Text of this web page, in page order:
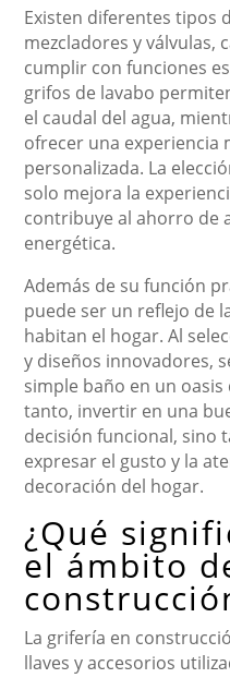
Existen diferentes tipos
mezcladores y válvulas,
cumplir con funciones
grifos de lavabo
el caudal del agua,
ofrecer una experiencia
personalizada. La
solo mejora la
contribuye al ahorro de
energética.
Además de su función
puede ser un reflejo de
habitan el hogar. Al
y diseños innovadores,
simple baño en un
tanto, invertir en una
decisión funcional, sino
expresar el gusto y la
decoración del hogar.
¿Qué
el ámbito
La grifería en
llaves y accesorios